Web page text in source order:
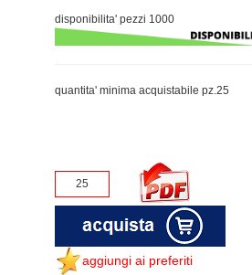
disponibilita' pezzi 1000
quantita' minima acquistabile pz.25
aggiungi ai preferiti